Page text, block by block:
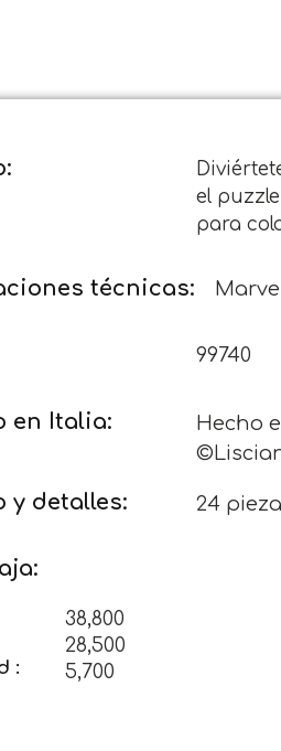
el
para
técnicas:
99740
en Italia:
Hecho
y detalles: 24
38,800
28,500
: 5,700